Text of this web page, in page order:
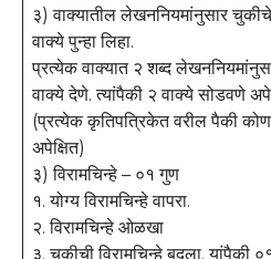
३) वाक्यातील लेखननियमांनुसार
वाक्ये पुन्हा लिहा.
प्रत्येक वाक्यात २ शब्द
वाक्ये देणे. त्यांपैकी २ वाक्ये सोडवणे
(प्रत्येक कृतिपत्रिकेत वरील पैकी
अपेक्षित)
३) विरामचिन्हे – ०१ गुण
१. योग्य विरामचिन्हे वापरा.
२. विरामचिन्हे ओळखा
३. चुकीची विरामचिन्हे बदला. यांपैकी